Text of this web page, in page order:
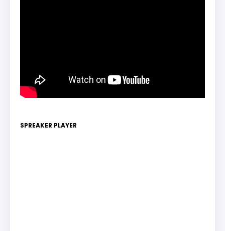
SPREAKER PLAYER